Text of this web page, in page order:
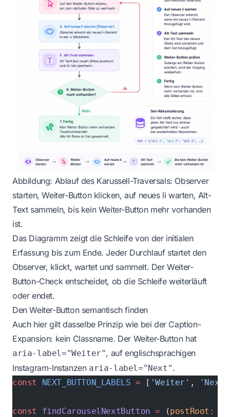
Abbildung: Ablauf des Karussell-Traversals: Observer
starten, Weiter-Button klicken, auf neues li warten, Alt-
Text sammeln, bis kein Weiter-Button mehr vorhanden
ist.
Das Diagramm zeigt die Schleife von der initialen
Erfassung bis zum Ende. Jeder Durchlauf startet den
Observer, klickt, wartet und sammelt. Der Weiter-
Button-Check entscheidet, ob die Schleife weiterläuft
oder endet.
Den Weiter-Button semantisch finden
Auch hier gilt dasselbe Prinzip wie bei der Caption-
Expansion: kein Classname. Der Weiter-Button hat
aria-label="Weiter", auf englischsprachigen
Instagram-Instanzen aria-label="Next".
const NEXT_BUTTON_LABELS = [ 'Weiter' , 'Next'
const findCarouselNextButton = (postRoot :